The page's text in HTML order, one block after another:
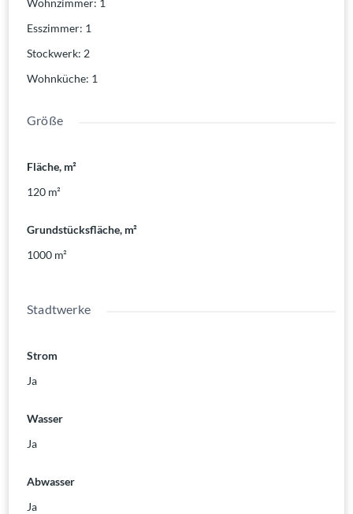
Esszimmer: 1
Stockwerk: 2
Wohnküche: 1
Größe
Fläche, m²
120 m²
Grundstücksfläche, m²
1000 m²
Stadtwerke
Strom
Ja
Wasser
Ja
Abwasser
Ja